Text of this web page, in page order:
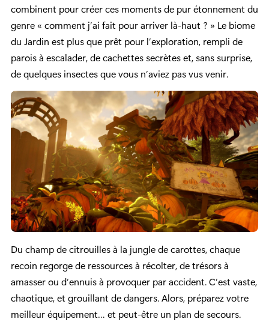
combinent pour créer ces moments de pur étonnement du
genre « comment j’ai fait pour arriver là-haut ? » Le biome
du Jardin est plus que prêt pour l’exploration, rempli de
parois à escalader, de cachettes secrètes et, sans surprise,
de quelques insectes que vous n’aviez pas vus venir.
Du champ de citrouilles à la jungle de carottes, chaque
recoin regorge de ressources à récolter, de trésors à
amasser ou d’ennuis à provoquer par accident. C’est vaste,
chaotique, et grouillant de dangers. Alors, préparez votre
meilleur équipement… et peut-être un plan de secours.